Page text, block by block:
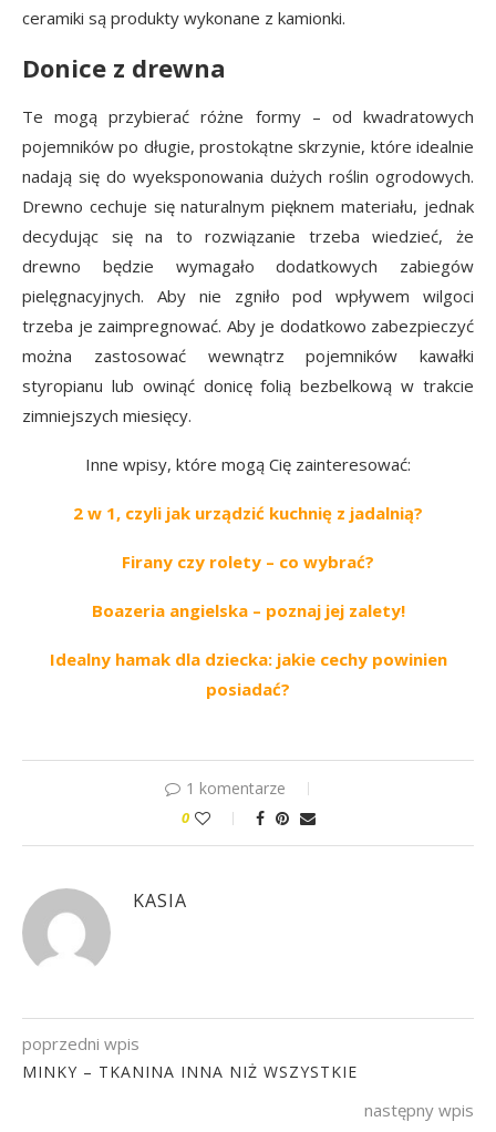
ceramiki są produkty wykonane z kamionki.
Donice z drewna
Te mogą przybierać różne formy – od kwadratowych
pojemników po długie, prostokątne skrzynie, które idealnie
nadają się do wyeksponowania dużych roślin ogrodowych.
Drewno cechuje się naturalnym pięknem materiału, jednak
decydując się na to rozwiązanie trzeba wiedzieć, że
drewno będzie wymagało dodatkowych zabiegów
pielęgnacyjnych. Aby nie zgniło pod wpływem wilgoci
trzeba je zaimpregnować. Aby je dodatkowo zabezpieczyć
można zastosować wewnątrz pojemników kawałki
styropianu lub owinąć donicę folią bezbelkową w trakcie
zimniejszych miesięcy.
Inne wpisy, które mogą Cię zainteresować:
2 w 1, czyli jak urządzić kuchnię z jadalnią?
Firany czy rolety – co wybrać?
Boazeria angielska – poznaj jej zalety!
Idealny hamak dla dziecka: jakie cechy powinien
posiadać?
1 komentarze
0
KASIA
poprzedni wpis
MINKY – TKANINA INNA NIŻ WSZYSTKIE
następny wpis